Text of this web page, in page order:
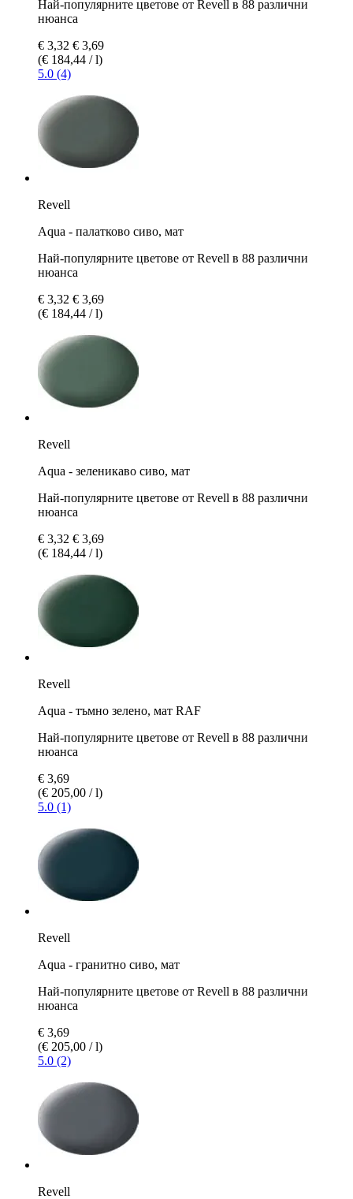
Най-популярните цветове от Revell в 88 различни
нюанса
€ 3,32 € 3,69
(€ 184,44 / l)
5.0 (4)
Revell
Aqua - палатково сиво, мат
Най-популярните цветове от Revell в 88 различни
нюанса
€ 3,32 € 3,69
(€ 184,44 / l)
Revell
Aqua - зеленикаво сиво, мат
Най-популярните цветове от Revell в 88 различни
нюанса
€ 3,32 € 3,69
(€ 184,44 / l)
Revell
Aqua - тъмно зеленo, мат RAF
Най-популярните цветове от Revell в 88 различни
нюанса
€ 3,69
(€ 205,00 / l)
5.0 (1)
Revell
Aqua - гранитно сиво, мат
Най-популярните цветове от Revell в 88 различни
нюанса
€ 3,69
(€ 205,00 / l)
5.0 (2)
Revell